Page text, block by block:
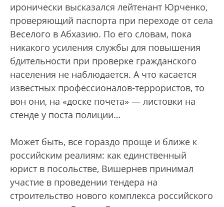
иронически высказался лейтенант Юрченко,
проверяющий паспорта при переходе от села
Веселого в Абхазию. По его словам, пока
никакого усиления службы для повышения
бдительности при проверке гражданского
населения не наблюдается. А что касается
известных профессионалов-террористов, то
вон они, на «доске почета» — листовки на
стенде у поста полиции…
Может быть, все гораздо проще и ближе к
российским реалиям: как единственный
юрист в посольстве, Вишернев принимал
участие в проведении тендера на
строительство нового комплекса российского